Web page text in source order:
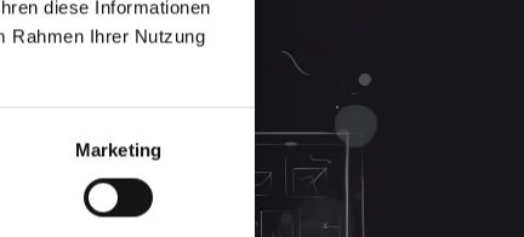
diese Informationen
Rahmen Ihrer Nutzung
Marketing